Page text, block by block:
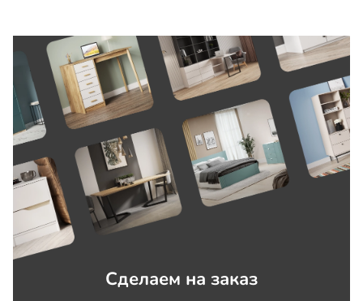
Сделаем на заказ